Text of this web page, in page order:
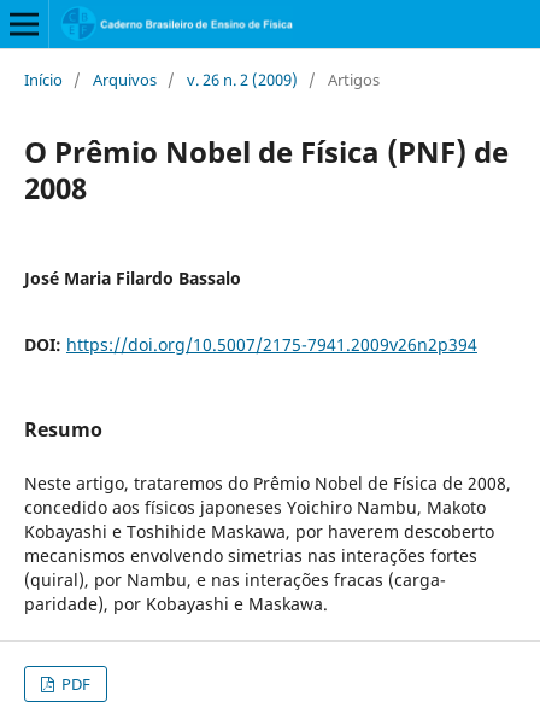
Início / Arquivos / v. 26 n. 2 (2009) / Artigos
O Prêmio Nobel de Física (PNF) de
2008
José Maria Filardo Bassalo
DOI: https://doi.org/10.5007/2175-7941.2009v26n2p394
Resumo
Neste artigo, trataremos do Prêmio Nobel de Física de 2008,
concedido aos físicos japoneses Yoichiro Nambu, Makoto
Kobayashi e Toshihide Maskawa, por haverem descoberto
mecanismos envolvendo simetrias nas interações fortes
(quiral), por Nambu, e nas interações fracas (carga-
paridade), por Kobayashi e Maskawa.
PDF